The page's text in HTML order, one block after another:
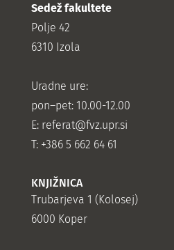
Sedež fakultete
Polje 42
6310 Izola
Uradne ure:
pon–pet: 10.00-12.00
E: referat@fvz.upr.si
T: +386 5 662 64 61
KNJIŽNICA
Trubarjeva 1 (Kolosej)
6000 Koper